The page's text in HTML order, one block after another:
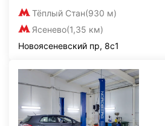
Тёплый Стан(930 м)
Ясенево(1,35 км)
Новоясеневский пр, 8с1